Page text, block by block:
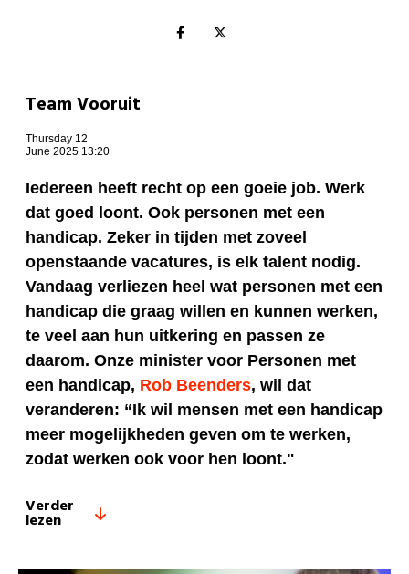
Team Vooruit
Thursday 12
June 2025 13:20
Iedereen heeft recht op een goeie job. Werk
dat goed loont. Ook personen met een
handicap. Zeker in tijden met zoveel
openstaande vacatures, is elk talent nodig.
Vandaag verliezen heel wat personen met een
handicap die graag willen en kunnen werken,
te veel aan hun uitkering en passen ze
daarom. Onze minister voor Personen met
een handicap, Rob Beenders, wil dat
veranderen: “Ik wil mensen met een handicap
meer mogelijkheden geven om te werken,
zodat werken ook voor hen loont."
Verder
lezen